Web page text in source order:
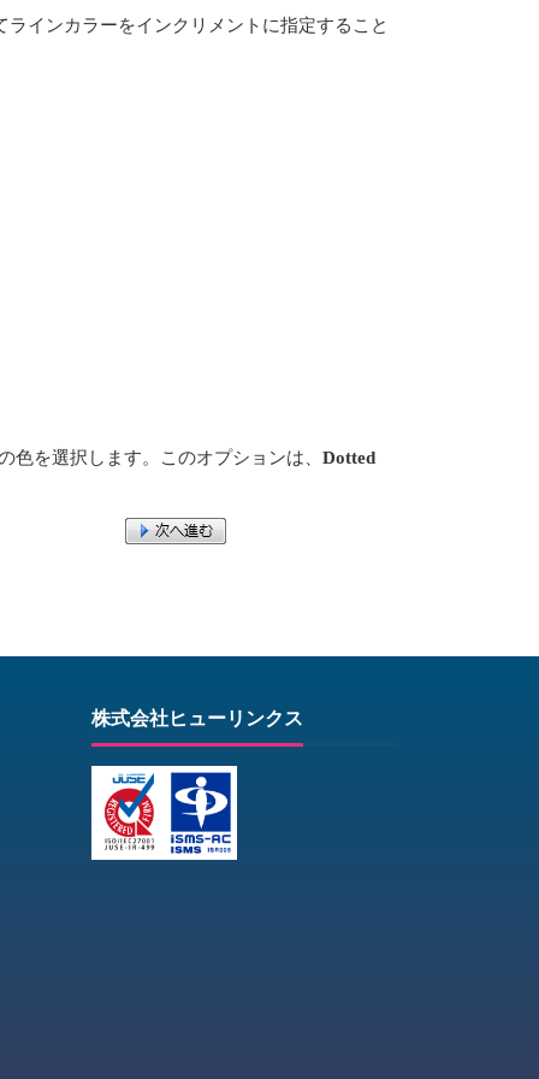
ラインカラーをインクリメントに指定すること
を選択します。このオプションは、 Dotted
株式会社ヒューリンクス